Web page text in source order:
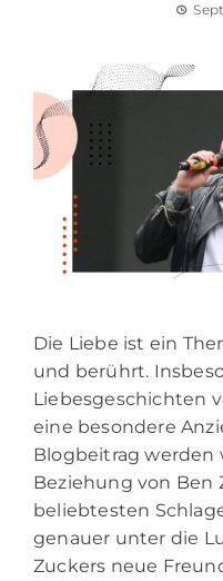
Die Liebe ist ein
und berührt.
Liebesgeschichten
eine besondere
Blogbeitrag werden
Beziehung von Ben
beliebtesten
genauer unter die
Zuckers neue